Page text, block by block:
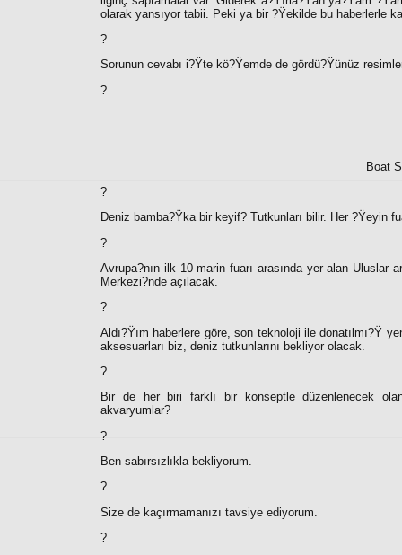
olarak yansıyor tabii. Peki ya bir ?Ÿekilde bu haberlerle
?
Sorunun cevabı i?Ÿte kö?Ÿemde de gördü?Ÿünüz
?
Boat
?
Deniz bamba?Ÿka bir keyif? Tutkunları bilir. Her ?Ÿeyin
?
Avrupa?nın ilk 10 marin fuarı arasında yer alan Uluslar
Merkezi?nde açılacak.
?
Aldı?Ÿım haberlere göre, son teknoloji ile donatılmı?Ÿ
aksesuarları biz, deniz tutkunlarını bekliyor olacak.
?
Bir de her biri farklı bir konseptle düzenlenecek
akvaryumlar?
?
Ben sabırsızlıkla bekliyorum.
?
Size de kaçırmamanızı tavsiye ediyorum.
?